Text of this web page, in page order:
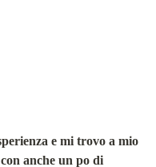
e mi trovo a mio
anche un po di